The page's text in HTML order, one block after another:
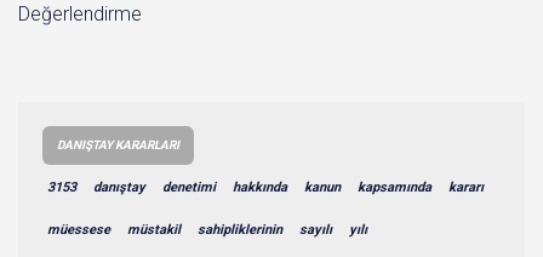
Değerlendirme
DANIŞTAY KARARLARI
3153 danıştay denetimi hakkında kanun kapsamında kararı
müessese müstakil sahipliklerinin sayılı yılı